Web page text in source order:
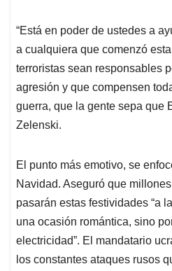
“Está en poder de ustedes a
a cualquiera que comenzó
terroristas sean responsables
agresión y que compensen
guerra, que la gente sepa que
Zelenski.
El punto más emotivo, se
Navidad. Aseguró que
pasarán estas festividades “a
una ocasión romántica, sino
electricidad”. El mandatario
los constantes ataques rusos